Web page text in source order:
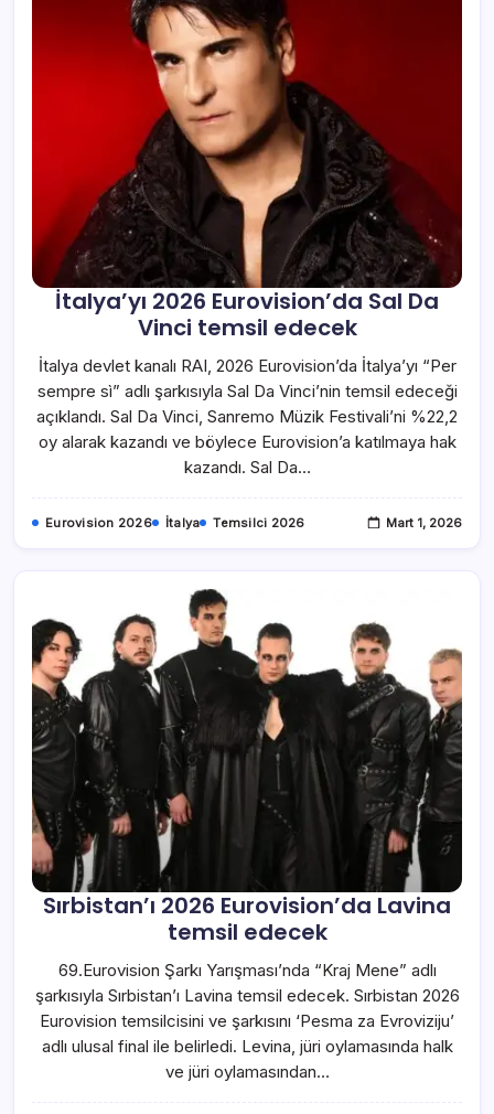
İtalya’yı 2026 Eurovision’da Sal Da
Vinci temsil edecek
İtalya devlet kanalı RAI, 2026 Eurovision’da İtalya’yı “Per
sempre sì” adlı şarkısıyla Sal Da Vinci’nin temsil edeceği
açıklandı. Sal Da Vinci, Sanremo Müzik Festivali’ni %22,2
oy alarak kazandı ve böylece Eurovision’a katılmaya hak
kazandı. Sal Da…
Eurovision 2026 İtalya Temsilci 2026 Mart 1, 2026
Sırbistan’ı 2026 Eurovision’da Lavina
temsil edecek
69.Eurovision Şarkı Yarışması’nda “Kraj Mene” adlı
şarkısıyla Sırbistan’ı Lavina temsil edecek. Sırbistan 2026
Eurovision temsilcisini ve şarkısını ‘Pesma za Evroviziju’
adlı ulusal final ile belirledi. Levina, jüri oylamasında halk
ve jüri oylamasından…